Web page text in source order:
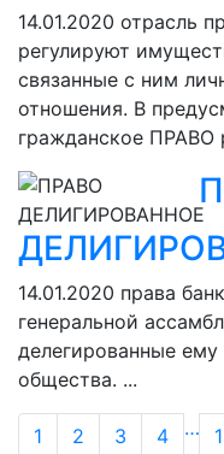
14.01.2020 отрасль
регулируют
связанные с ним
отношения. В
гражданское ПРАВО
14.01.2020 права
генеральной
делегированные
общества. ...
1 2 3 4 …